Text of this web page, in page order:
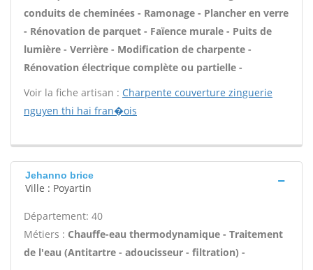
conduits de cheminées - Ramonage - Plancher en verre
- Rénovation de parquet - Faïence murale - Puits de
lumière - Verrière - Modification de charpente -
Rénovation électrique complète ou partielle -
Voir la fiche artisan : Charpente couverture zinguerie
nguyen thi hai fran�ois
Jehanno brice
Ville : Poyartin
Département: 40
Métiers : Chauffe-eau thermodynamique - Traitement
de l'eau (Antitartre - adoucisseur - filtration) -